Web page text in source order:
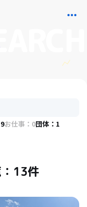
お仕事：0団体：1
13件